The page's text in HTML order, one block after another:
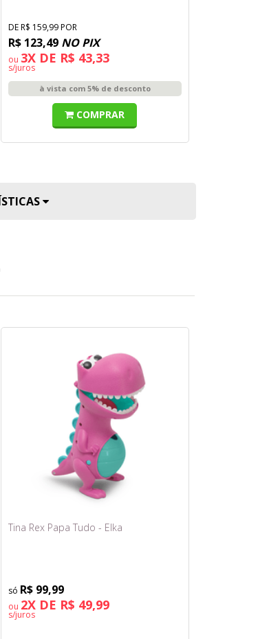
DE R$ 159,99 POR
R$ 123,49 NO PIX
ou 3X DE R$ 43,33
s/juros
à vista com 5% de desconto
COMPRAR
Tina Rex Papa Tudo - Elka
R$ 99,99
ou 2X DE R$ 49,99
s/juros